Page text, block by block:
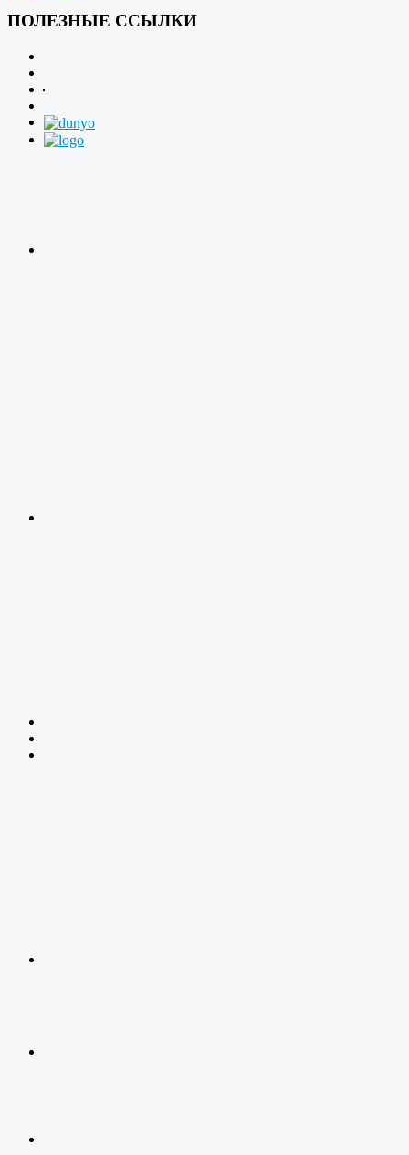
ПОЛЕЗНЫЕ ССЫЛКИ